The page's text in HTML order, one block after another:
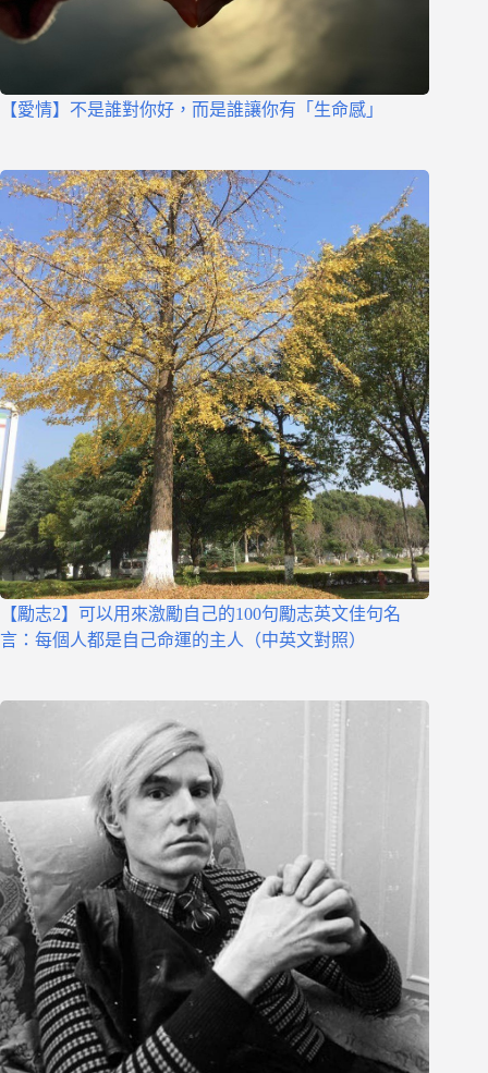
【愛情】不是誰對你好，而是誰讓你有「生命感」
【勵志2】可以用來激勵自己的100句勵志英文佳句名
言：每個人都是自己命運的主人（中英文對照）